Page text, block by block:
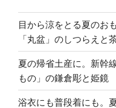
目から涼をとる夏のお
「丸盆」のしつらえと
夏の帰省土産に。新幹
もの」の鎌倉彫と姫鏡
浴衣にも普段着にも。